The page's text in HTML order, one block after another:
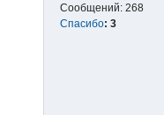
Сообщений: 268
Спасибо: 3